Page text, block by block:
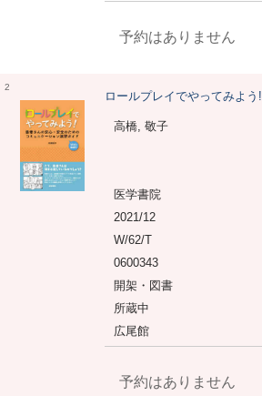
予約はありません
2
ロールプレイでやってみよう!
高橋, 敬子
医学書院
2021/12
W/62/T
0600343
開架・図書
所蔵中
広尾館
予約はありません